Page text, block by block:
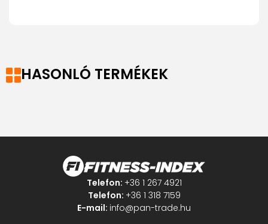
HASONLÓ TERMÉKEK
Telefon: +36 1 267 4921
Telefon: +36 1 318 7159
E-mail: info@pan-trade.hu